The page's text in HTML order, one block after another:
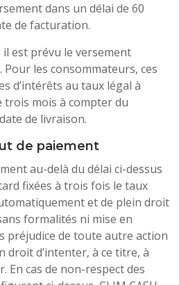
dans un délai de 60
de facturation.
est prévu le versement
Pour les consommateurs, ces
d’intérêts au taux légal à
trois mois à compter du
de livraison.
de paiement
au-delà du délai ci-dessus
fixées à trois fois le taux
et de plein droit
formalités ni mise en
préjudice de toute autre action
droit d’intenter, à ce titre, à
En cas de non-respect des